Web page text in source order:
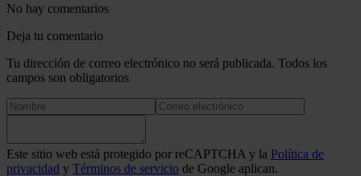
No hay comentarios
Deja tu comentario
Tu dirección de correo electrónico no será publicada. Todos los
campos son obligatorios
Este sitio web está protegido por reCAPTCHA y la Política de
privacidad y Términos de servicio de Google aplican.